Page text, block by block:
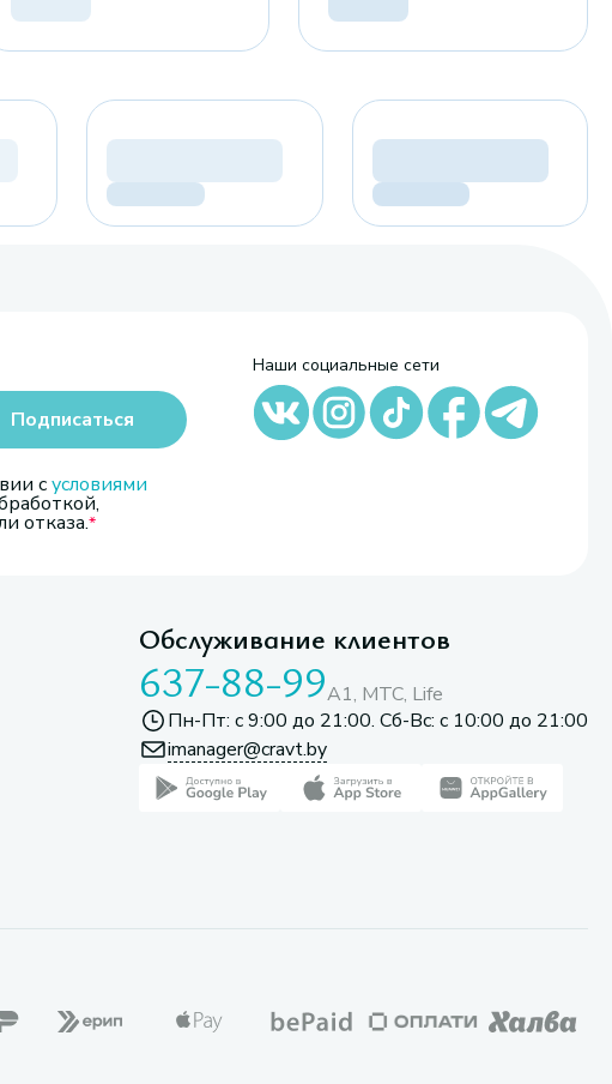
сусловиями
отказа.
Подписаться
Наши социальные сети
Обслуживание клиентов
637-88-99A1, МТС, Life
Пн-Пт: с 9:00 до 21:00. Сб-Вс: с 10:00 до 21:00
imanager@cravt.by